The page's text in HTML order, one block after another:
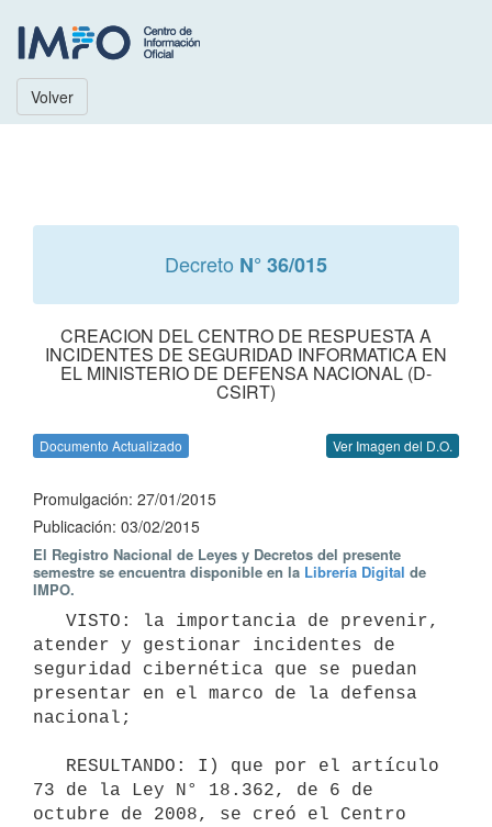
Volver
Decreto N° 36/015
CREACION DEL CENTRO DE RESPUESTA A
INCIDENTES DE SEGURIDAD INFORMATICA EN
EL MINISTERIO DE DEFENSA NACIONAL (D-
CSIRT)
Documento Actualizado Ver Imagen del D.O.
Promulgación: 27/01/2015
Publicación: 03/02/2015
El Registro Nacional de Leyes y Decretos del presente
semestre se encuentra disponible en la Librería Digital de
IMPO.
atender y gestionar incidentes de
seguridad cibernética que se puedan
presentar en el marco de la defensa
nacional;
73 de la Ley N° 18.362, de 6 de
octubre de 2008, se creó el Centro